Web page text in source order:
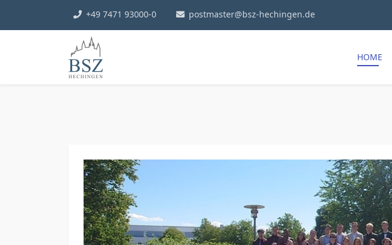
+49 7471 93000-0 postmaster@bsz-hechingen.de
HOME